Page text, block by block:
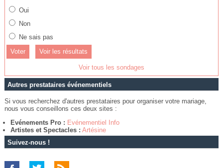
Oui
Non
Ne sais pas
Voir les résultats
Voir tous les sondages
Autres prestataires événementiels
Si vous recherchez d'autres prestataires pour organiser votre mariage,
nous vous conseillons ces deux sites :
Evénements Pro : Evénementiel Info
Artistes et Spectacles : Artésine
Suivez-nous !